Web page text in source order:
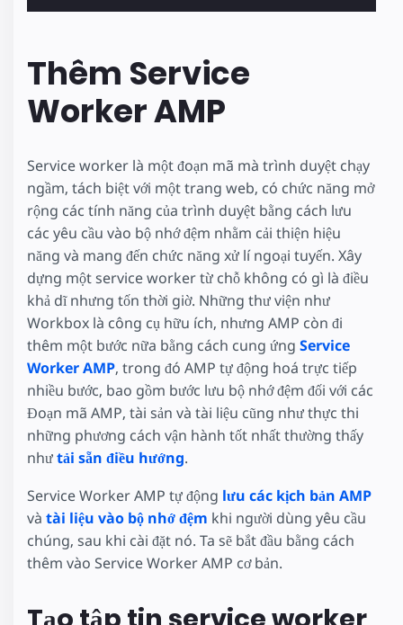
Thêm Service
Worker AMP
Service worker là một đoạn mã mà trình duyệt chạy
ngầm, tách biệt với một trang web, có chức năng mở
rộng các tính năng của trình duyệt bằng cách lưu
các yêu cầu vào bộ nhớ đệm nhằm cải thiện hiệu
năng và mang đến chức năng xử lí ngoại tuyến. Xây
dựng một service worker từ chỗ không có gì là điều
khả dĩ nhưng tốn thời giờ. Những thư viện như
Workbox là công cụ hữu ích, nhưng AMP còn đi
thêm một bước nữa bằng cách cung ứng Service
Worker AMP, trong đó AMP tự động hoá trực tiếp
nhiều bước, bao gồm bước lưu bộ nhớ đệm đối với các
Đoạn mã AMP, tài sản và tài liệu cũng như thực thi
những phương cách vận hành tốt nhất thường thấy
nhưtải sẵn điều hướng.
Service Worker AMP tự động lưu các kịch bản AMP
và tài liệu vào bộ nhớ đệm khi người dùng yêu cầu
chúng, sau khi cài đặt nó. Ta sẽ bắt đầu bằng cách
thêm vào Service Worker AMP cơ bản.